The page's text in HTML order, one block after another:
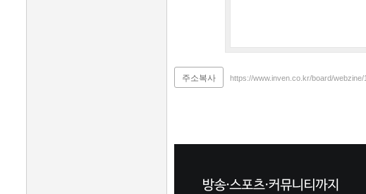
주소복사 https://www.inven.co.kr/board/webzine/